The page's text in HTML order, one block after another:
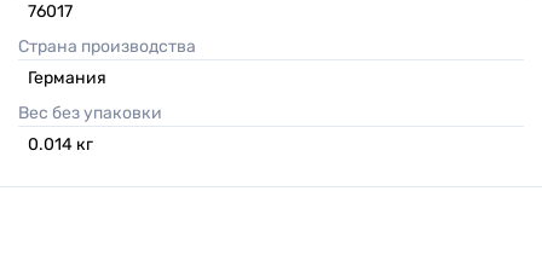
76017
Страна производства
Германия
Вес без упаковки
0.014 кг